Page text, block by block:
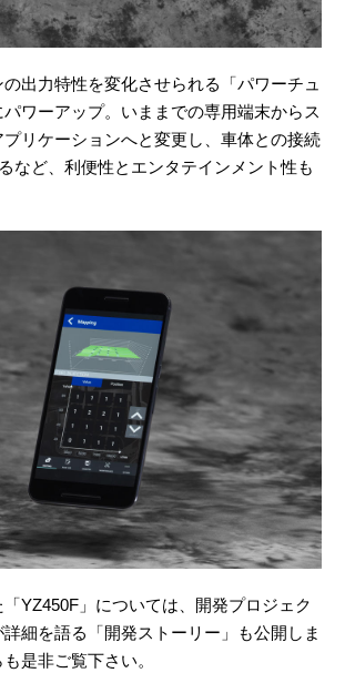
出力特性を変化させられる「パワーチュ
ワーアップ。いままでの専用端末からス
リケーションへと変更し、車体との接続
など、利便性とエンタテインメント性も
YZ450F」については、開発プロジェク
詳細を語る「開発ストーリー」も公開しま
是非ご覧下さい。